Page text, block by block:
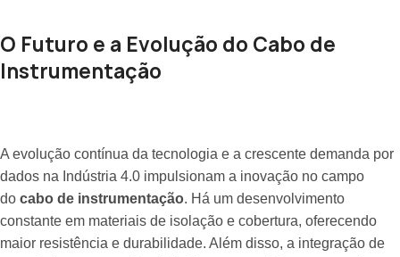
O Futuro e a Evolução do Cabo de
Instrumentação
A evolução contínua da tecnologia e a crescente demanda por
dados na Indústria 4.0 impulsionam a inovação no campo
do cabo de instrumentação. Há um desenvolvimento
constante em materiais de isolação e cobertura, oferecendo
maior resistência e durabilidade. Além disso, a integração de